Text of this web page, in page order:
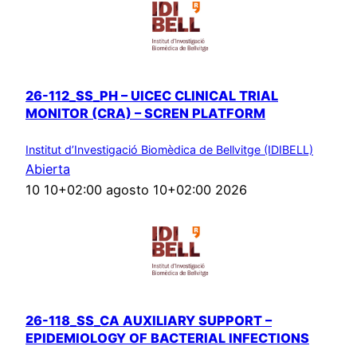
26-112_SS_PH – UICEC CLINICAL TRIAL
MONITOR (CRA) – SCREN PLATFORM
Institut d’Investigació Biomèdica de Bellvitge (IDIBELL)
Abierta
10 10+02:00 agosto 10+02:00 2026
26-118_SS_CA AUXILIARY SUPPORT –
EPIDEMIOLOGY OF BACTERIAL INFECTIONS